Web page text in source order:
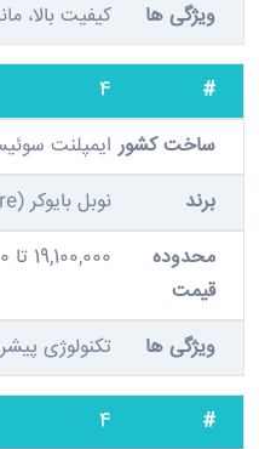
کیفیت بالا،
4
ایمپلنت
نوبل بایوکر (Nobel Biocare)
19,100,000 تا 60,000,000
تکنولوژی
4